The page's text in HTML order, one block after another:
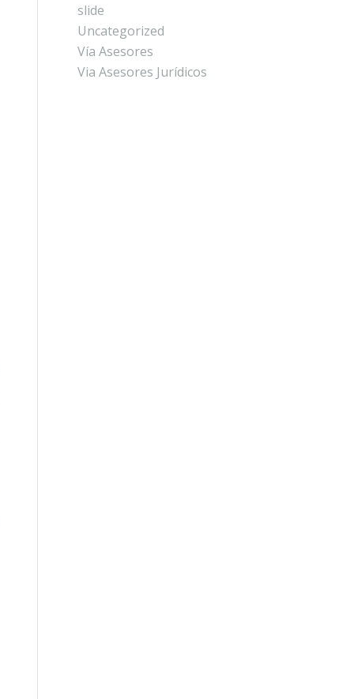
slide
Uncategorized
Vía Asesores
Via Asesores Jurídicos